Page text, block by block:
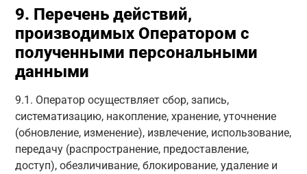
9. Перечень действий,
производимых Оператором с
полученными персональными
данными
9.1. Оператор осуществляет сбор, запись,
систематизацию, накопление, хранение, уточнение
(обновление, изменение), извлечение, использование,
передачу (распространение, предоставление,
доступ), обезличивание, блокирование, удаление и